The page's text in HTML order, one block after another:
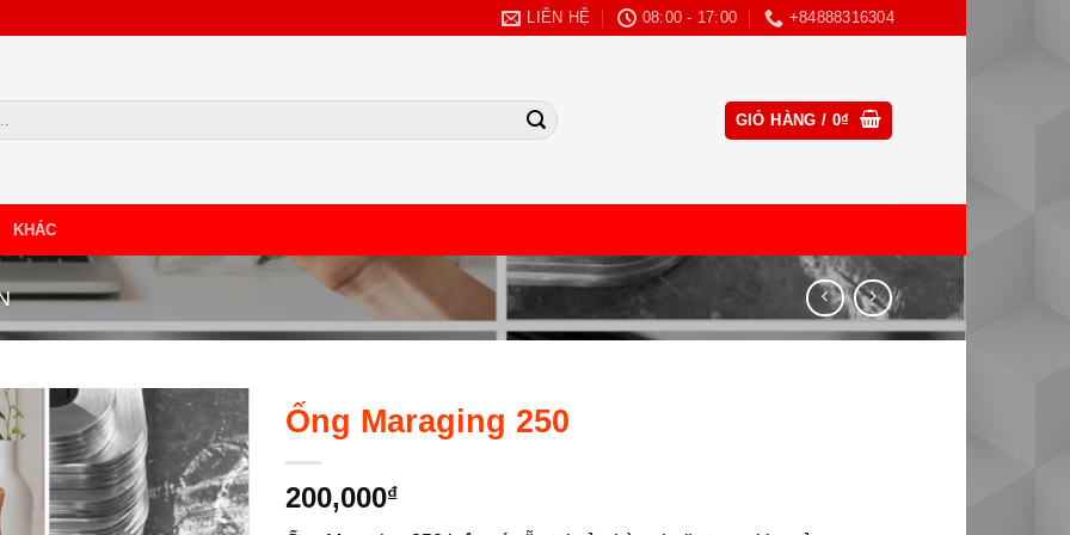
LIÊN HỆ 08:00 - 17:00 +84888316304
GIỎ HÀNG / 0₫
KHÁC
Ống Maraging 250
200,000₫
THIS
TẢI BẢNG GIÁ
NHẬP SỐ SĐT/ZALO